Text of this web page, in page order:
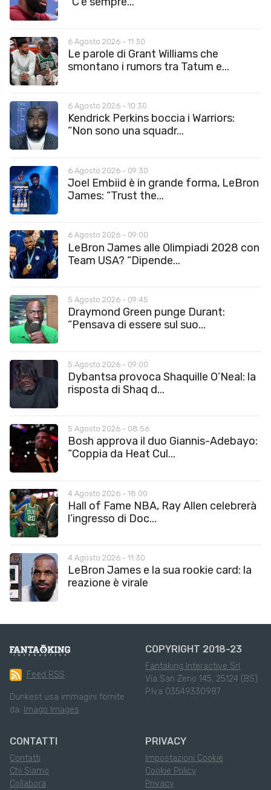
6 Agosto 2026 - 11:30
Le parole di Grant Williams che
smontano i rumors tra Tatum e...
6 Agosto 2026 - 10:30
Kendrick Perkins boccia i Warriors:
“Non sono una squadr...
6 Agosto 2026 - 09:30
Joel Embiid è in grande forma, LeBron
James: “Trust the...
6 Agosto 2026 - 09:00
LeBron James alle Olimpiadi 2028 con
Team USA? “Dipende...
5 Agosto 2026 - 09:45
Draymond Green punge Durant:
“Pensava di essere sul suo...
5 Agosto 2026 - 09:00
Dybantsa provoca Shaquille O’Neal: la
risposta di Shaq d...
5 Agosto 2026 - 08:56
Bosh approva il duo Giannis-Adebayo:
“Coppia da Heat Cul...
4 Agosto 2026 - 18:00
Hall of Fame NBA, Ray Allen celebrerà
l’ingresso di Doc...
4 Agosto 2026 - 11:30
LeBron James e la sua rookie card: la
reazione è virale
Feed RSS
Dunkest usa immagini fornite
da: Imago Images
COPYRIGHT 2018-23
Fantaking Interactive Srl
Via San Zeno 145, 25124 (BS)
P.Iva 03549330987
CONTATTI
Contatti
Chi Siamo
Collabora
PRIVACY
Impostazioni Cookie
Cookie Policy
Privacy